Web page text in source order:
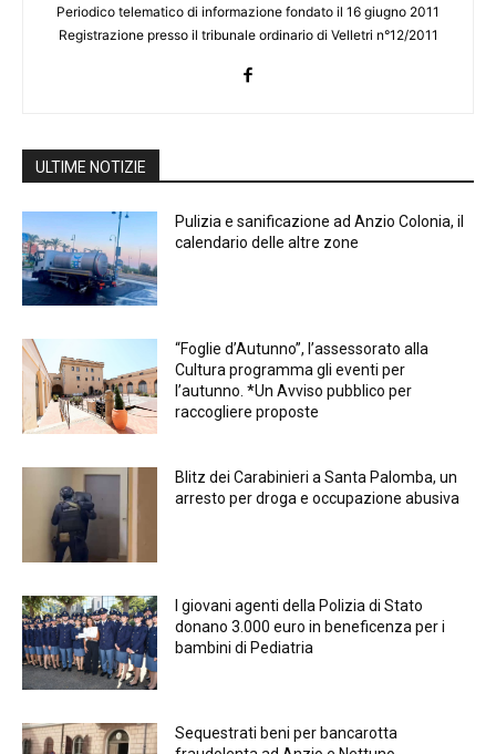
Periodico telematico di informazione fondato il 16 giugno 2011
Registrazione presso il tribunale ordinario di Velletri n°12/2011
ULTIME NOTIZIE
Pulizia e sanificazione ad Anzio Colonia, il
calendario delle altre zone
“Foglie d’Autunno”, l’assessorato alla
Cultura programma gli eventi per
l’autunno. *Un Avviso pubblico per
raccogliere proposte
Blitz dei Carabinieri a Santa Palomba, un
arresto per droga e occupazione abusiva
I giovani agenti della Polizia di Stato
donano 3.000 euro in beneficenza per i
bambini di Pediatria
Sequestrati beni per bancarotta